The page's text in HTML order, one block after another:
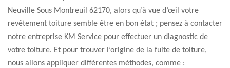
Neuville Sous Montreuil 62170, alors qu’à vue d’œil votre
revêtement toiture semble être en bon état ; pensez à contacter
notre entreprise KM Service pour effectuer un diagnostic de
votre toiture. Et pour trouver l’origine de la fuite de toiture,
nous allons appliquer différentes méthodes, comme :